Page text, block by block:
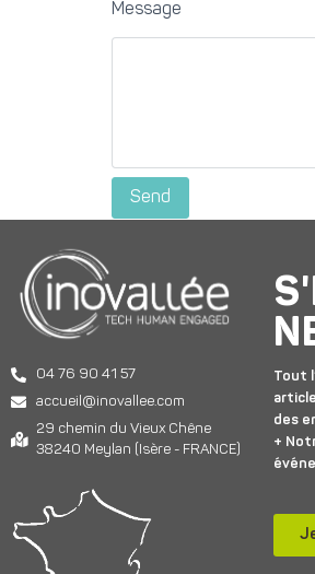
Message
04 76 90 41 57
accueil@inovallee.com
29 chemin du Vieux Chêne
38240 Meylan (Isère - FRANCE)
Tout
des
+